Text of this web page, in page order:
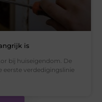
is
bij huiseigendom. De
verdedigingslinie